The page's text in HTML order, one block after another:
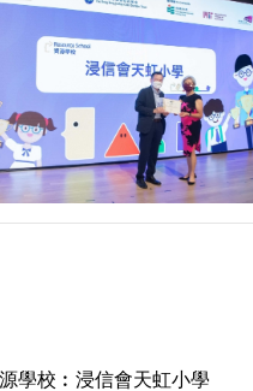
學校︰浸信會天虹小學